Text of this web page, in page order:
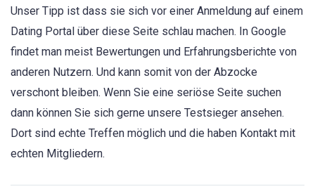
Unser Tipp ist dass sie sich vor einer Anmeldung auf einem
Dating Portal über diese Seite schlau machen. In Google
findet man meist Bewertungen und Erfahrungsberichte von
anderen Nutzern. Und kann somit von der Abzocke
verschont bleiben. Wenn Sie eine seriöse Seite suchen
dann können Sie sich gerne unsere Testsieger ansehen.
Dort sind echte Treffen möglich und die haben Kontakt mit
echten Mitgliedern.